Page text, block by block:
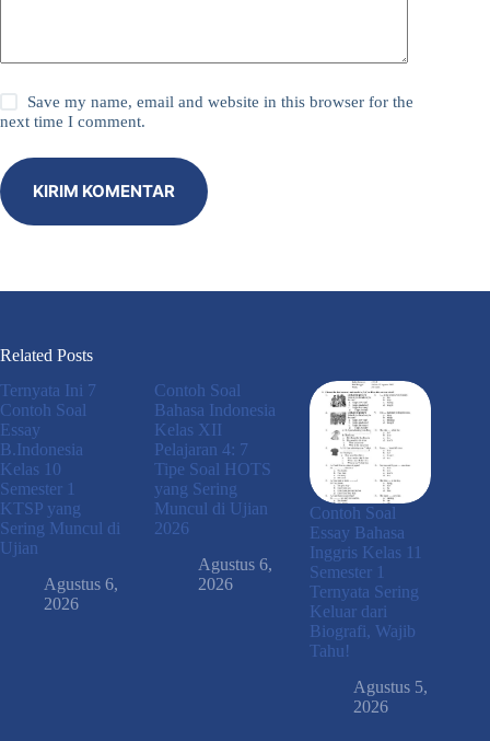
Save my name, email and website in this browser for the
next time I comment.
KIRIM KOMENTAR
Related Posts
Ternyata Ini 7
Contoh Soal
Essay
B.Indonesia
Kelas 10
Semester 1
KTSP yang
Sering Muncul di
Ujian
Agustus 6,
2026
Contoh Soal
Bahasa Indonesia
Kelas XII
Pelajaran 4: 7
Tipe Soal HOTS
yang Sering
Muncul di Ujian
2026
Agustus 6,
2026
Contoh Soal
Essay Bahasa
Inggris Kelas 11
Semester 1
Ternyata Sering
Keluar dari
Biografi, Wajib
Tahu!
Agustus 5,
2026